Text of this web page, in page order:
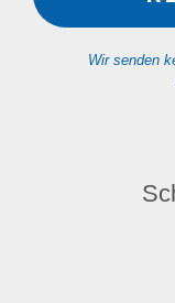
Wir senden